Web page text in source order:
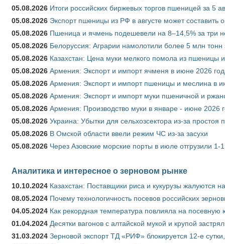
05.08.2026 Итоги российских биржевых торгов пшеницей за 5
05.08.2026 Экспорт пшеницы из РФ в августе может составить
05.08.2026 Пшеница и ячмень подешевели на 8–14,5% за три
05.08.2026 Белоруссия: Аграрии намолотили более 5 млн тонн
05.08.2026 Казахстан: Цена муки мелкого помола из пшеницы
05.08.2026 Армения: Экспорт и импорт ячменя в июне 2026
05.08.2026 Армения: Экспорт и импорт пшеницы и меслина в
05.08.2026 Армения: Экспорт и импорт муки пшеничной и
05.08.2026 Армения: Производство муки в январе - июне 2026
05.08.2026 Украина: Убытки для сельхозсектора из-за простоя
05.08.2026 В Омской области ввели режим ЧС из-за засухи
05.08.2026 Через Азовские морские порты в июле отгрузили
Аналитика и интересное о зерновом рынке
10.10.2024 Казахстан: Поставщики риса и кукурузы жалуются
08.05.2024 Почему технологичность посевов российских
04.05.2024 Как рекордная температура повлияла на
01.04.2024 Десятки вагонов с алтайской мукой и крупой
31.03.2024 Зерновой экспорт ТД «РИФ» блокируется 12-е